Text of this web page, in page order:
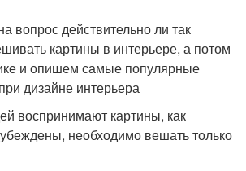
вопрос действительно ли так
картины в интерьере, а потом
и опишем самые популярные
дизайне интерьера
воспринимают картины, как
необходимо вешать только